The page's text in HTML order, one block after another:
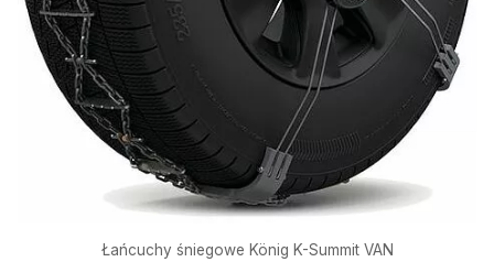
Łańcuchy śniegowe König K-Summit VAN